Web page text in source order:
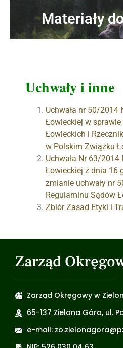
Materiały
Uchwały i inne
Uchwała nr 50/2014
Łowieckiej w
Łowieckich i
w Polskim Związku
Uchwała Nr 63/2014
Łowieckiej z dnia 16
zmianie uchwały nr
Regulaminu Sądów
Zbiór Zasad Etyki i
Zarząd
Zarząd Okręgowy w
65-137 Zielona Góra, ul.
e-mail: